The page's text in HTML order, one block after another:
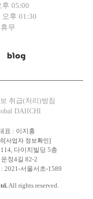
05:00
후 01:30
무
취급(처리)방침
DAIICHI
표 : 이지홍
[사업자 정보확인]
다이치빌딩 5층
정4길 82-2
2021-서울서초-1589
All rights reserved.